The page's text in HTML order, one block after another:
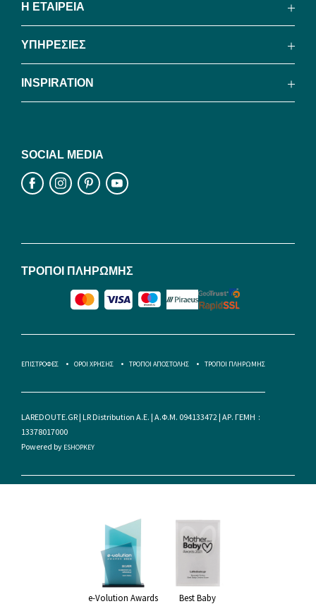
Η ΕΤΑΙΡΕΙΑ
ΥΠΗΡΕΣΙΕΣ
INSPIRATION
ΤΡΟΠΟΙ ΠΛΗΡΩΜΗΣ
SOCIAL MEDIA
ΕΠΙΣΤΡΟΦΕΣ ΟΡΟΙ ΧΡΗΣΗΣ ΤΡΟΠΟΙ ΑΠΟΣΤΟΛΗΣ ΤΡΟΠΟΙ ΠΛΗΡΩΜΗΣ
LAREDOUTE.GR | LR Distribution A.E. | Α.Φ.Μ. 094133472 | ΑΡ. ΓΕΜΗ :
13378017000
Powered by ESHOPKEY
e-Volution Awards Best Baby